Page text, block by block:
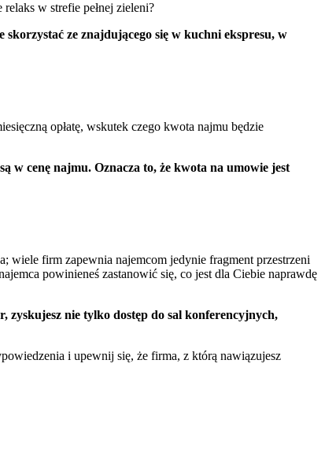
w strefie pełnej zieleni?
skorzystać ze znajdującego się w kuchni ekspresu, w
opłatę, wskutek czego kwota najmu będzie
w cenę najmu. Oznacza to, że kwota na umowie jest
wiele firm zapewnia najemcom jedynie fragment przestrzeni
powinieneś zastanowić się, co jest dla Ciebie naprawdę
zyskujesz nie tylko dostęp do sal konferencyjnych,
i upewnij się, że firma, z którą nawiązujesz